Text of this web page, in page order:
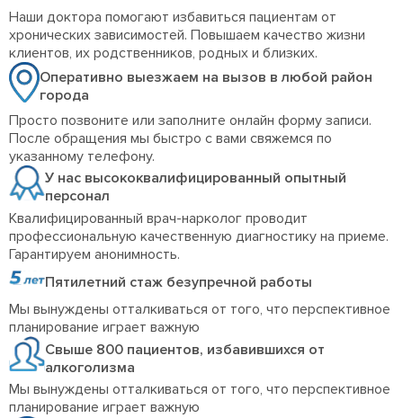
Наши доктора помогают избавиться пациентам от
хронических зависимостей. Повышаем качество жизни
клиентов, их родственников, родных и близких.
Оперативно выезжаем на вызов в любой район
города
Просто позвоните или заполните онлайн форму записи.
После обращения мы быстро с вами свяжемся по
указанному телефону.
У нас высококвалифицированный опытный
персонал
Квалифицированный врач-нарколог проводит
профессиональную качественную диагностику на приеме.
Гарантируем анонимность.
Пятилетний стаж безупречной работы
Мы вынуждены отталкиваться от того, что перспективное
планирование играет важную
Свыше 800 пациентов, избавившихся от
алкоголизма
Мы вынуждены отталкиваться от того, что перспективное
планирование играет важную